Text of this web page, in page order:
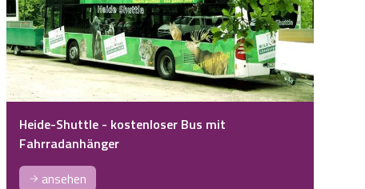
Heide-Shuttle - kostenloser Bus mit
Fahrradanhänger
ansehen